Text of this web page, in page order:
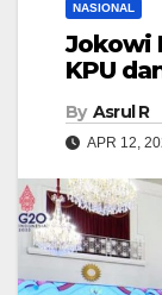
NASIONAL
Jokowi
KPU
By Asrul R
APR 12,